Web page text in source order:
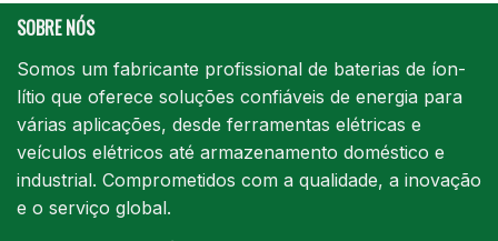
SOBRE NÓS
Somos um fabricante profissional de baterias de íon-
lítio que oferece soluções confiáveis de energia para
várias aplicações, desde ferramentas elétricas e
veículos elétricos até armazenamento doméstico e
industrial. Comprometidos com a qualidade, a inovação
e o serviço global.